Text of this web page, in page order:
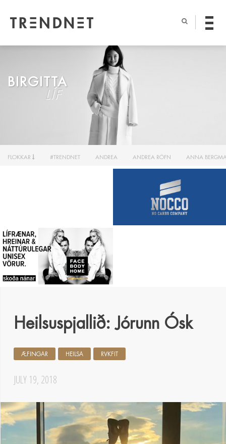
BIRGITTA
LÍF
FLOKKAR #TRENDNET ANDREA ANDREA RÖFN ANNA
Heilsuspjallið: Jórunn Ósk
JULY 19, 2018
ÆFINGAR HEILSA RVKFIT